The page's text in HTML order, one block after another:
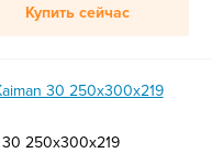
Купить сейчас
30 250x300x219